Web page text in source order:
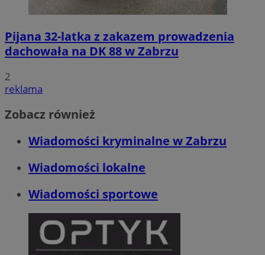
Pijana 32-latka z zakazem prowadzenia
dachowała na DK 88 w Zabrzu
2
reklama
Zobacz również
Wiadomości kryminalne w Zabrzu
Wiadomości lokalne
Wiadomości sportowe